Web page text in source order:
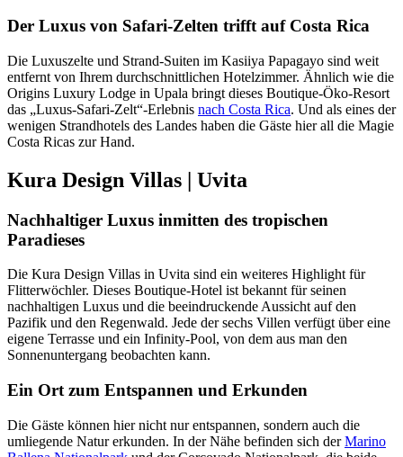
Der Luxus von Safari-Zelten trifft auf Costa Rica
Die Luxuszelte und Strand-Suiten im Kasiiya Papagayo sind weit
entfernt von Ihrem durchschnittlichen Hotelzimmer. Ähnlich wie die
Origins Luxury Lodge in Upala bringt dieses Boutique-Öko-Resort
das „Luxus-Safari-Zelt“-Erlebnis nach Costa Rica. Und als eines der
wenigen Strandhotels des Landes haben die Gäste hier all die Magie
Costa Ricas zur Hand.
Kura Design Villas | Uvita
Nachhaltiger Luxus inmitten des tropischen
Paradieses
Die Kura Design Villas in Uvita sind ein weiteres Highlight für
Flitterwöchler. Dieses Boutique-Hotel ist bekannt für seinen
nachhaltigen Luxus und die beeindruckende Aussicht auf den
Pazifik und den Regenwald. Jede der sechs Villen verfügt über eine
eigene Terrasse und ein Infinity-Pool, von dem aus man den
Sonnenuntergang beobachten kann.
Ein Ort zum Entspannen und Erkunden
Die Gäste können hier nicht nur entspannen, sondern auch die
umliegende Natur erkunden. In der Nähe befinden sich derMarino